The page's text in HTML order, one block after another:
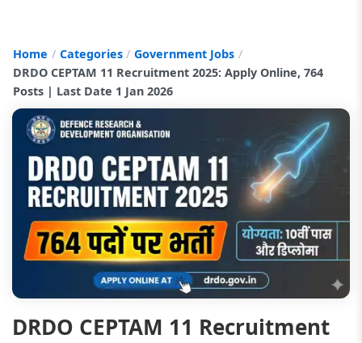
Home Categories
Government Jobs
DRDO CEPTAM 11 Recruitment 2025: Apply Online, 764
Posts | Last Date 1 Jan 2026
DRDO CEPTAM 11 Recruitment